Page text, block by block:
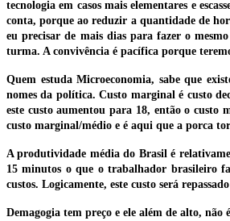
tecnologia em casos mais elementares e
conta, porque ao reduzir a quantidade de
eu precisar de mais dias para fazer o
turma. A convivência é pacífica porque
Quem estuda Microeconomia, sabe que
nomes da política. Custo marginal é custo
este custo aumentou para 18, então o
custo marginal/médio e é aqui que a porca
A produtividade média do Brasil é
15 minutos o que o trabalhador brasileiro
custos. Logicamente, este custo será
Demagogia tem preço e ele além de alto,